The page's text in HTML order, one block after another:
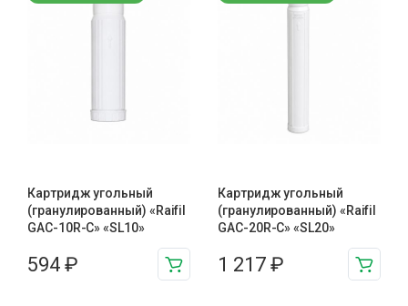
Картридж угольный
(гранулированный) «Raifil
GAC-10R-C» «SL10»
594 ₽
Картридж угольный
(гранулированный) «Raifil
GAC-20R-C» «SL20»
1 217 ₽